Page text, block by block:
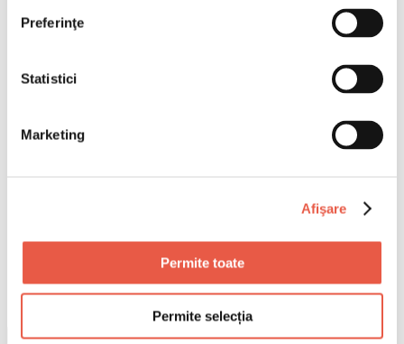
Preferinţe
Statistici
Marketing
Afişare
Permite toate
Permite selecția